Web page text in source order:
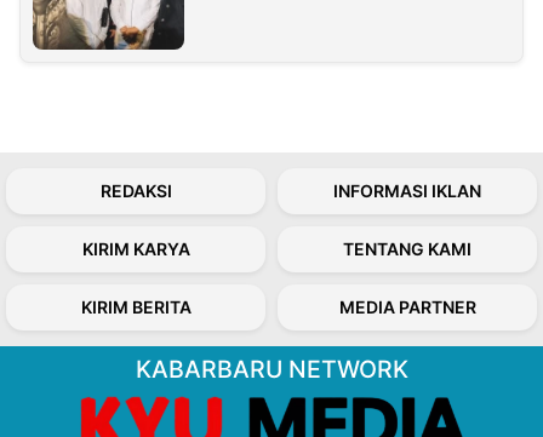
REDAKSI INFORMASI IKLAN
KIRIM KARYA TENTANG KAMI
KIRIM BERITA MEDIA PARTNER
KABARBARU NETWORK